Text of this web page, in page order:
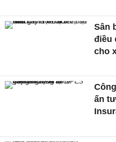
Sân
điều
cho
ấn